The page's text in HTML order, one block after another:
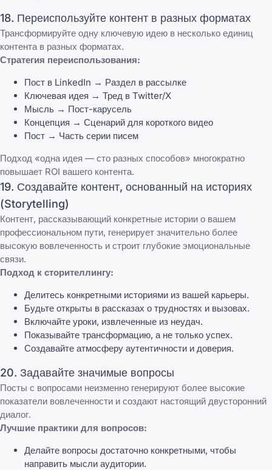
18. Переиспользуйте контент в разных форматах
Трансформируйте одну ключевую идею в несколько единиц
контента в разных форматах.
Стратегия переиспользования:
Пост в LinkedIn → Раздел в рассылке
Ключевая идея → Тред в Twitter/X
Мысль → Пост-карусель
Концепция → Сценарий для короткого видео
Пост → Часть серии писем
Подход «одна идея — сто разных способов» многократно
повышает ROI вашего контента.
19. Создавайте контент, основанный на историях
(Storytelling)
Контент, рассказывающий конкретные истории о вашем
профессиональном пути, генерирует значительно более
высокую вовлеченность и строит глубокие эмоциональные
связи.
Подход к сторителлингу:
Делитесь конкретными историями из вашей карьеры.
Будьте открыты в рассказах о трудностях и вызовах.
Включайте уроки, извлеченные из неудач.
Показывайте трансформацию, а не только успех.
Создавайте атмосферу аутентичности и доверия.
20. Задавайте значимые вопросы
Посты с вопросами неизменно генерируют более высокие
показатели вовлеченности и создают настоящий двусторонний
диалог.
Лучшие практики для вопросов:
Делайте вопросы достаточно конкретными, чтобы
направить мысли аудитории.